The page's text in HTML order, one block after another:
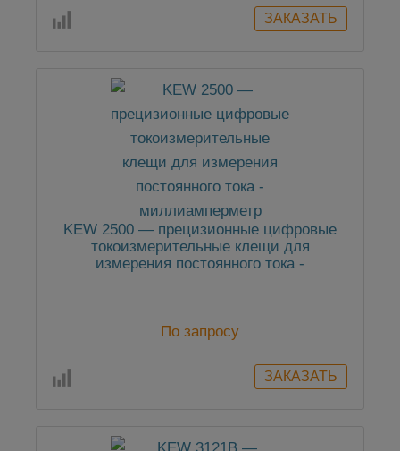
KEW 2500 — прецизионные цифровые
токоизмерительные клещи для
измерения постоянного тока -
По запросу